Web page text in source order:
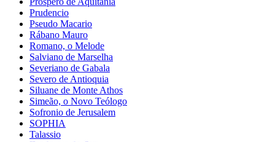
Prudencio
Pseudo Macario
Rábano Mauro
Romano, o Melode
Salviano de Marselha
Severiano de Gabala
Severo de Antioquia
Siluane de Monte Athos
Simeão, o Novo Teólogo
Sofronio de Jerusalem
SOPHIA
Talassio